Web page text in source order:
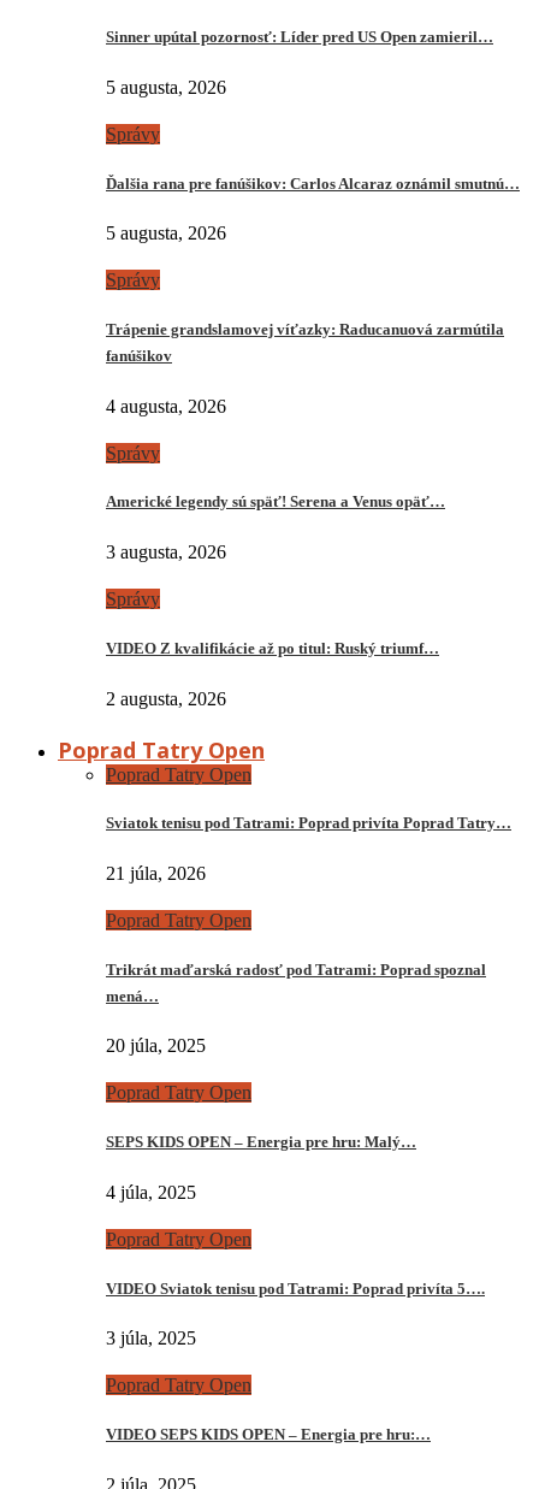
Sinner upútal pozornosť: Líder pred US Open zamieril…
5 augusta, 2026
Správy
Ďalšia rana pre fanúšikov: Carlos Alcaraz oznámil smutnú…
5 augusta, 2026
Správy
Trápenie grandslamovej víťazky: Raducanuová zarmútila
fanúšikov
4 augusta, 2026
Správy
Americké legendy sú späť! Serena a Venus opäť…
3 augusta, 2026
Správy
VIDEO Z kvalifikácie až po titul: Ruský triumf…
2 augusta, 2026
Poprad Tatry Open
Poprad Tatry Open
Sviatok tenisu pod Tatrami: Poprad privíta Poprad Tatry…
21 júla, 2026
Poprad Tatry Open
Trikrát maďarská radosť pod Tatrami: Poprad spoznal
mená…
20 júla, 2025
Poprad Tatry Open
SEPS KIDS OPEN – Energia pre hru: Malý…
4 júla, 2025
Poprad Tatry Open
VIDEO Sviatok tenisu pod Tatrami: Poprad privíta 5….
3 júla, 2025
Poprad Tatry Open
VIDEO SEPS KIDS OPEN – Energia pre hru:…
2 júla, 2025